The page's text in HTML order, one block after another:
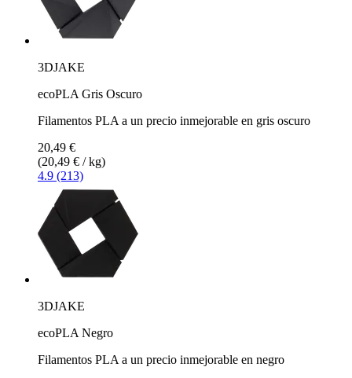
3DJAKE
ecoPLA Gris Oscuro
Filamentos PLA a un precio inmejorable en gris oscuro
20,49 €
(20,49 € / kg)
4.9 (213)
3DJAKE
ecoPLA Negro
Filamentos PLA a un precio inmejorable en negro